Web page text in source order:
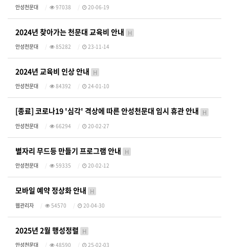
안성천문대 97038 20-06-19
2024년 찾아가는 천문대 교육비 안내 H
안성천문대 85282 23-11-14
2024년 교육비 인상 안내 H
안성천문대 84392 24-01-10
[종료] 코로나19 '심각' 격상에 따른 안성천문대 임시 휴관 안내 H
안성천문대 66294 20-02-27
별자리 무드등 만들기 프로그램 안내 H
안성천문대 59335 20-02-12
모바일 예약 정상화 안내 H
웹관리자 54570 20-04-30
2025년 2월 행성정렬 H
안성천문대 48590 25-02-03